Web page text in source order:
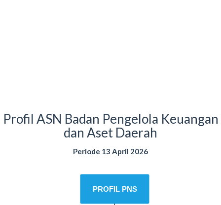
Profil ASN Badan Pengelola Keuangan
dan Aset Daerah
Periode 13 April 2026
PROFIL PNS